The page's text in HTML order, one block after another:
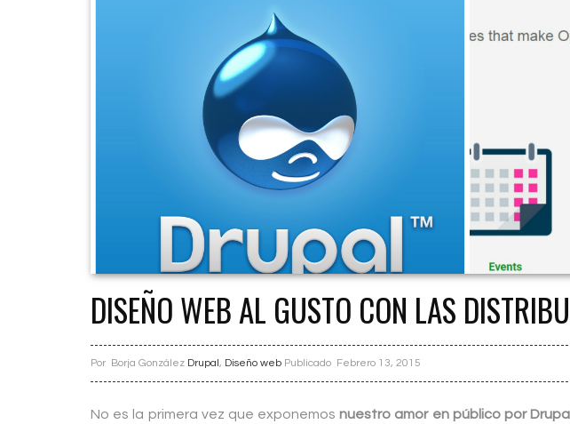
DISEÑO WEB AL GUSTO CON LAS
Por Borja González Drupal, Diseño web Publicado Febrero 13, 2015
No es la primera vez que exponemos nuestro amor en público por Drupal